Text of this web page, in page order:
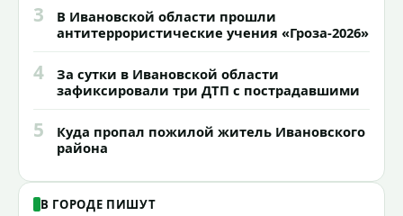
3
В Ивановской области прошли
антитеррористические учения «Гроза-2026»
4
За сутки в Ивановской области
зафиксировали три ДТП с пострадавшими
5
Куда пропал пожилой житель Ивановского
района
В ГОРОДЕ ПИШУТ